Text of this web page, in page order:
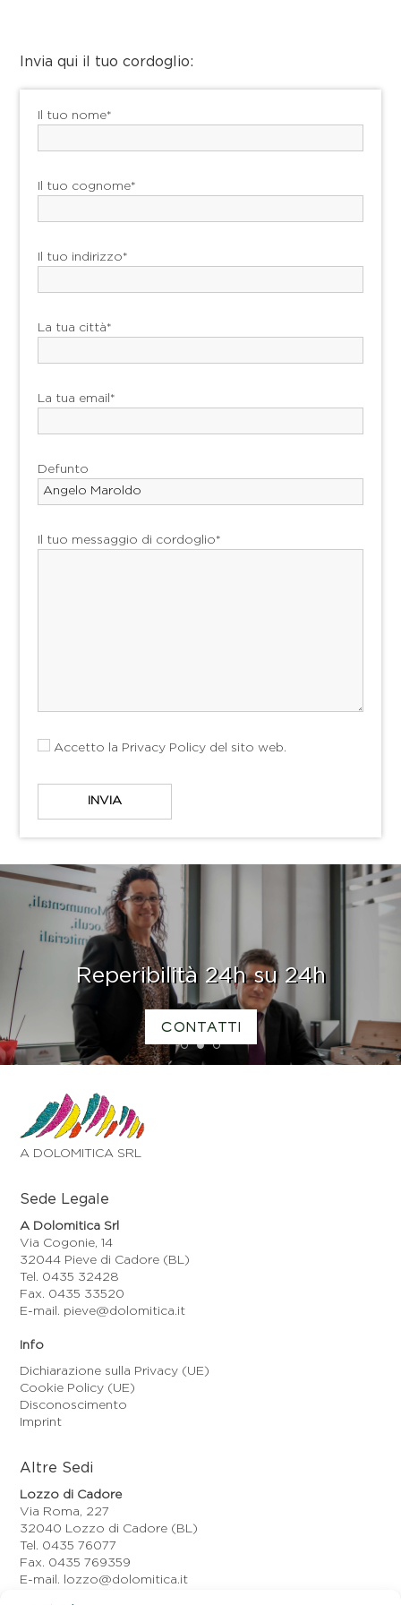
Invia qui il tuo cordoglio:
Il tuo nome*
Il tuo cognome*
Il tuo indirizzo*
La tua città*
La tua email*
Defunto
Il tuo messaggio di cordoglio*
Accetto la Privacy Policy del sito web.
1 2 3
Reperibilità 24h su 24h
CONTATTI
A DOLOMITICA SRL
Sede Legale
A Dolomitica Srl
Via Cogonie, 14
32044 Pieve di Cadore (BL)
Tel. 0435 32428
Fax. 0435 33520
E-mail. pieve@dolomitica.it
Info
Dichiarazione sulla Privacy (UE)
Cookie Policy (UE)
Disconoscimento
Imprint
Altre Sedi
Lozzo di Cadore
Via Roma, 227
32040 Lozzo di Cadore (BL)
Tel. 0435 76077
Fax. 0435 769359
E-mail. lozzo@dolomitica.it